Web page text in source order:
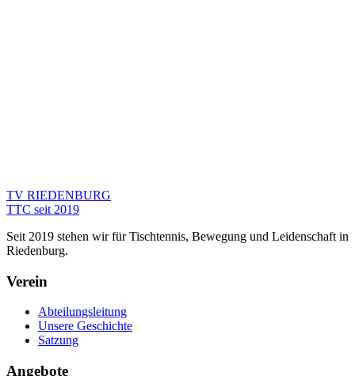
TV RIEDENBURG
TTC seit 2019
Seit 2019 stehen wir für Tischtennis, Bewegung und Leidenschaft in
Riedenburg.
Verein
Abteilungsleitung
Unsere Geschichte
Satzung
Angebote